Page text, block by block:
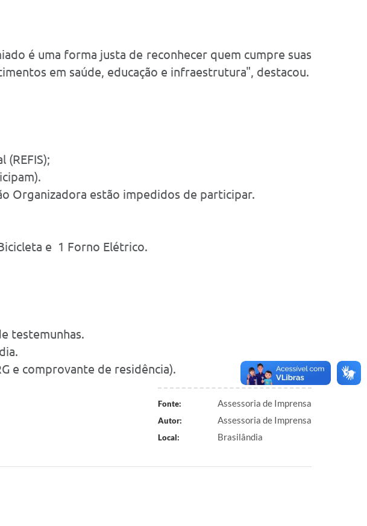
é uma forma justa de reconhecer quem cumpre suas
em saúde, educação e infraestrutura", destacou.
Organizadora estão impedidos de participar.
e 1 Forno Elétrico.
testemunhas.
e comprovante de residência).
Fonte: Assessoria de Imprensa
Autor: Assessoria de Imprensa
Local: Brasilândia